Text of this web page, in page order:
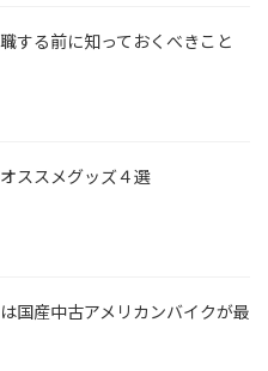
する前に知っておくべきこと
ススメグッズ４選
国産中古アメリカンバイクが最